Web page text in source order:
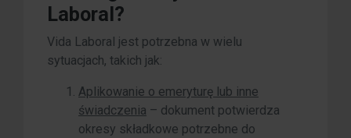
Laboral?
Vida Laboral jest potrzebna w wielu
sytuacjach, takich jak:
Aplikowanie o emeryturę lub inne
świadczenia – dokument potwierdza
okresy składkowe potrzebne do